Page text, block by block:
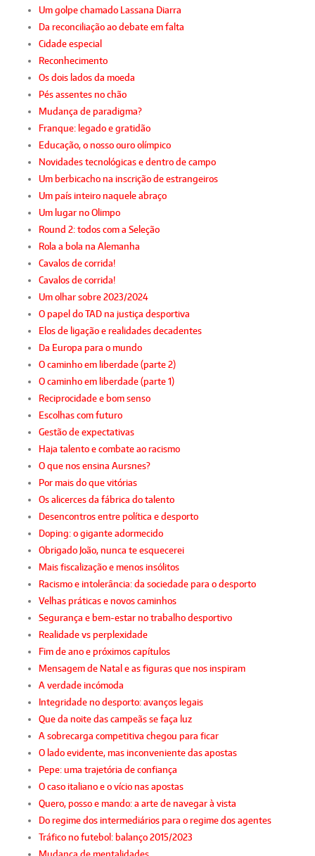
Um golpe chamado Lassana Diarra
Da reconciliação ao debate em falta
Cidade especial
Reconhecimento
Os dois lados da moeda
Pés assentes no chão
Mudança de paradigma?
Franque: legado e gratidão
Educação, o nosso ouro olímpico
Novidades tecnológicas e dentro de campo
Um berbicacho na inscrição de estrangeiros
Um país inteiro naquele abraço
Um lugar no Olimpo
Round 2: todos com a Seleção
Rola a bola na Alemanha
Cavalos de corrida!
Cavalos de corrida!
Um olhar sobre 2023/2024
O papel do TAD na justiça desportiva
Elos de ligação e realidades decadentes
Da Europa para o mundo
O caminho em liberdade (parte 2)
O caminho em liberdade (parte 1)
Reciprocidade e bom senso
Escolhas com futuro
Gestão de expectativas
Haja talento e combate ao racismo
O que nos ensina Aursnes?
Por mais do que vitórias
Os alicerces da fábrica do talento
Desencontros entre política e desporto
Doping: o gigante adormecido
Obrigado João, nunca te esquecerei
Mais fiscalização e menos insólitos
Racismo e intolerância: da sociedade para o desporto
Velhas práticas e novos caminhos
Segurança e bem-estar no trabalho desportivo
Realidade vs perplexidade
Fim de ano e próximos capítulos
Mensagem de Natal e as figuras que nos inspiram
A verdade incómoda
Integridade no desporto: avanços legais
Que da noite das campeãs se faça luz
A sobrecarga competitiva chegou para ficar
O lado evidente, mas inconveniente das apostas
Pepe: uma trajetória de confiança
O caso italiano e o vício nas apostas
Quero, posso e mando: a arte de navegar à vista
Do regime dos intermediários para o regime dos agentes
Tráfico no futebol: balanço 2015/2023